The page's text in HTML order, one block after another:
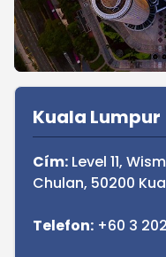
Sidebar
Kuala Lumpur
Cím: Level 11,
Chulan, 50200
Telefon: +60 3